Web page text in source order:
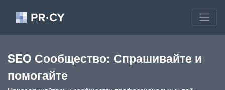
SEO Сообщество: Спрашивайте и
помогайте